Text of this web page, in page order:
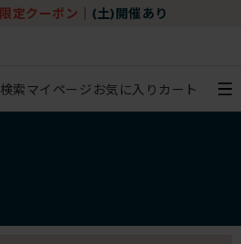
限定クーポン (土)開催あり
検索マイページ お気に入り カート